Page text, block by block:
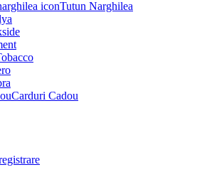
Tutun Narghilea
Carduri Cadou